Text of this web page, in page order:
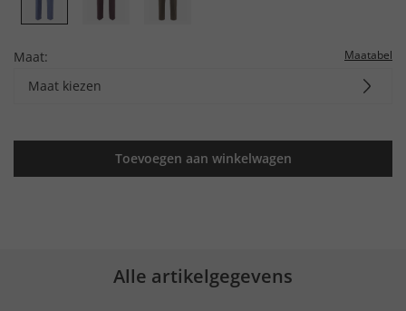
Maat: Maatabel
Maat kiezen
Toevoegen aan winkelwagen
Alle artikelgegevens